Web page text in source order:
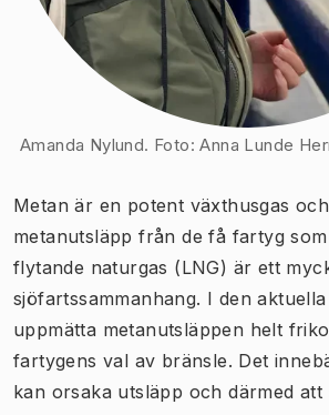
Amanda Nylund. Foto: Anna Lunde
Metan är en potent växthusgas
metanutsläpp från de få fartyg
flytande naturgas (LNG) är ett
sjöfartssammanhang. I den
uppmätta metanutsläppen helt
fartygens val av bränsle. Det
kan orsaka utsläpp och därmed att